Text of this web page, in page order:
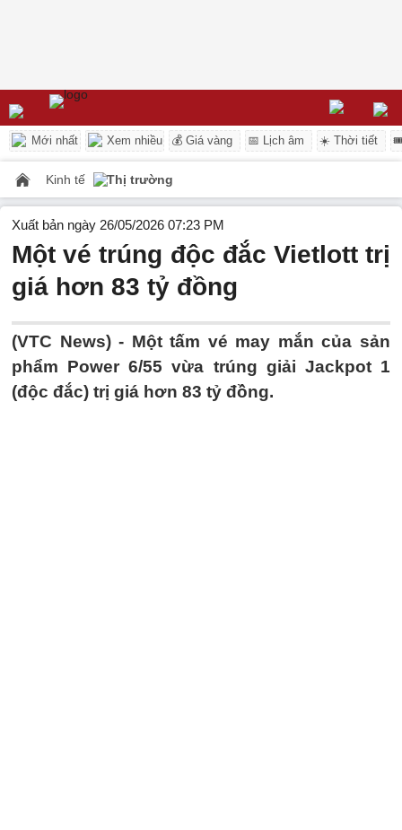
Mới nhất Xem nhiều 💰 Giá vàng 📅 Lịch âm ☀️ Thời tiết
Kinh tế Thị trường
Xuất bản ngày 26/05/2026 07:23 PM
Một vé trúng độc đắc Vietlott trị
giá hơn 83 tỷ đồng
(VTC News) - Một tấm vé may mắn của sản
phẩm Power 6/55 vừa trúng giải Jackpot 1
(độc đắc) trị giá hơn 83 tỷ đồng.